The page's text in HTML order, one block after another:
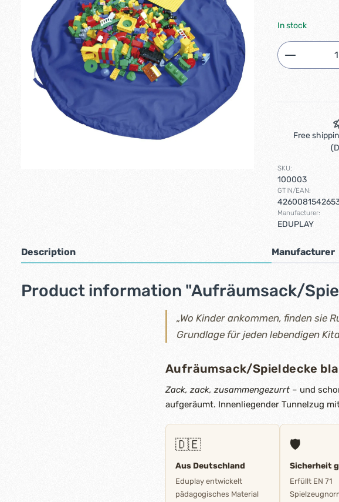
In stock
Product
Free
SKU:
100003
GTIN/EAN:
Manufacturer:
EDUPLAY
Description Manufacturer
Product information "Aufräumsack/
„Wo Kinder ankommen, finden sie
Grundlage für jeden lebendigen
Aufräumsack/Spieldecke
Zack, zack, zusammengezurrt – und
aufgeräumt. Innenliegender Tunnelzug
🇩🇪
Aus Deutschland
Eduplay entwickelt
pädagogisches Material
🛡️
Sicherheit
Erfüllt EN 71